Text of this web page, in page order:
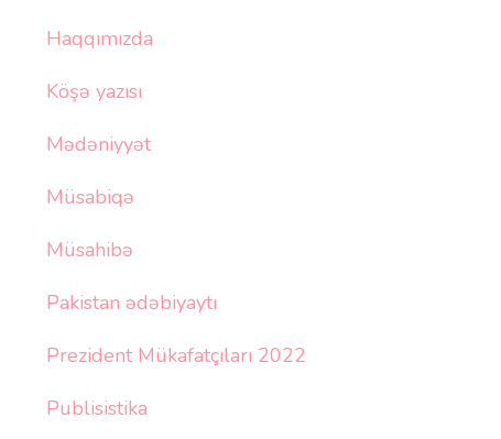
Haqqımızda
Köşə yazısı
Mədəniyyət
Müsabiqə
Müsahibə
Pakistan ədəbiyaytı
Prezident Mükafatçıları 2022
Publisistika